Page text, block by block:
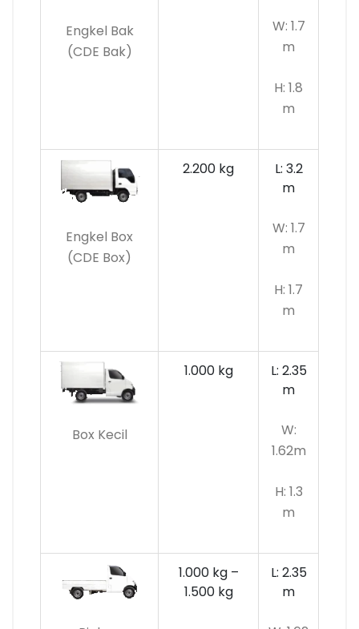
Engkel Bak
(CDE Bak)
W: 1.7
m
H: 1.8
m
Engkel Box
(CDE Box)
2.200 kg
L: 3.2
m
W: 1.7
m
H: 1.7
m
Box Kecil
1.000 kg
L: 2.35
m
W:
1.62m
H: 1.3
m
1.000 kg –
1.500 kg
L: 2.35
m